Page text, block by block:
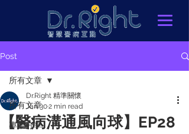
Post
所有文章
專業分享
所有文章
【醫病溝通風向球】EP28
Dr.Right 精準關懷
Jan 302 min read